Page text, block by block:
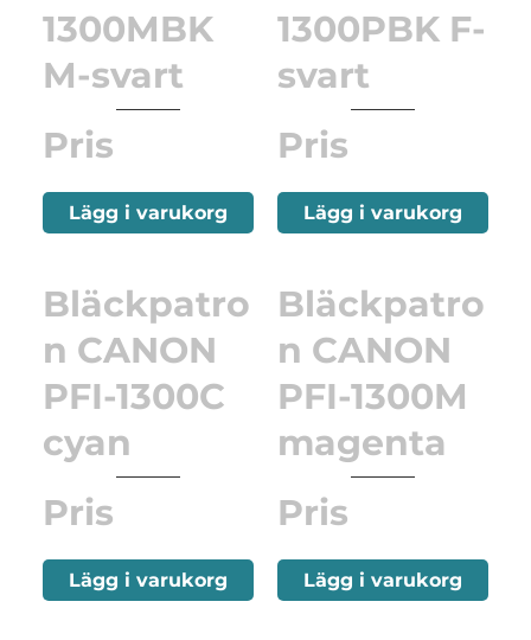
1300MBK
M-svart
Pris
Lägg i varukorg
1300PBK F-
svart
Pris
Lägg i varukorg
Bläckpatro
n CANON
PFI-1300C
cyan
Pris
Lägg i varukorg
Bläckpatro
n CANON
PFI-1300M
magenta
Pris
Lägg i varukorg